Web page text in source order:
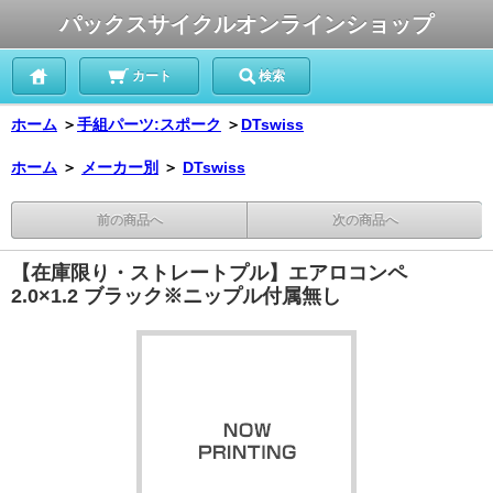
パックスサイクルオンラインショップ
カート 検索
ホーム ＞手組パーツ:スポーク ＞ DTswiss
ホーム ＞ メーカー別 ＞ DTswiss
前の商品へ 次の商品へ
【在庫限り・ストレートプル】エアロコンペ
2.0×1.2 ブラック※ニップル付属無し